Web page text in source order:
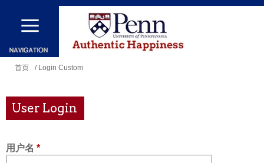
跳
到
主
容
你
这
里
首页 / Login Custom
User Login
用户名 *